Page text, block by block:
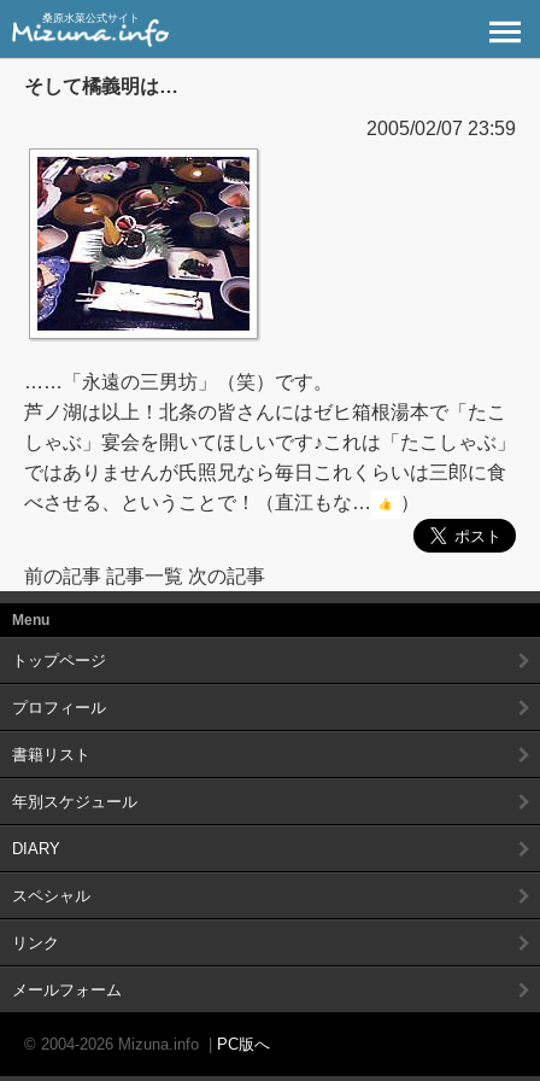
桑原水菜公式サイト
そして橘義明は…
2005/02/07 23:59
……「永遠の三男坊」（笑）です。
芦ノ湖は以上！北条の皆さんにはゼヒ箱根湯本で「たこ
しゃぶ」宴会を開いてほしいです♪これは「たこしゃぶ」
ではありませんが氏照兄なら毎日これくらいは三郎に食
べさせる、ということで！（直江もな…
）
前の記事 記事一覧 次の記事
Menu
トップページ
プロフィール
書籍リスト
年別スケジュール
DIARY
スペシャル
リンク
メールフォーム
© 2004-2026 Mizuna.info PC版へ